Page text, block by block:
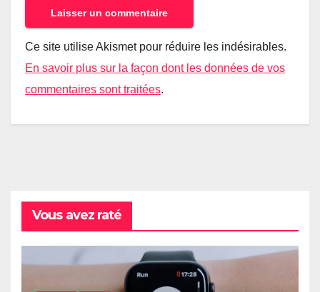
Ce site utilise Akismet pour réduire les indésirables.
En savoir plus sur la façon dont les données de vos
commentaires sont traitées.
Vous avez raté